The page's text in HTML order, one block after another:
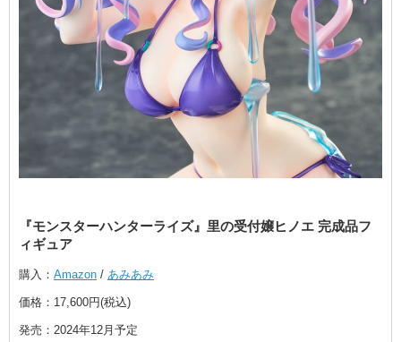
『モンスターハンターライズ』里の受付嬢ヒノエ 完成品フ
ィギュア
購入： Amazon / あみあみ
価格：17,600円(税込)
発売：2024年12月予定